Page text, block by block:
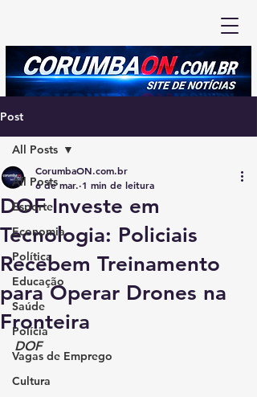
Post
All Posts
Esporte
Economia
Política
Educação
Saúde
Polícia
Vagas de Emprego
Cultura
All Posts
DOF Investe em
Tecnologia: Policiais
Recebem Treinamento
para Operar Drones na
Fronteira
CorumbaON.com.br
6 de mar. 1 min de leitura
DOF